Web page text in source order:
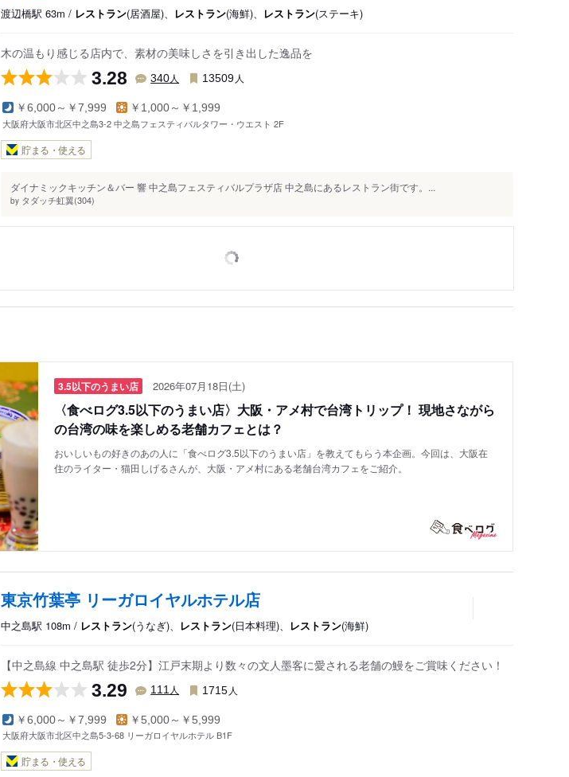
渡辺橋駅 63m / レストラン(居酒屋)、 レストラン(海鮮)、 レストラン(ステーキ)
木の温もり感じる店内で、素材の美味しさを引き出した逸品を
3.28 340人 13509 人
￥6,000～￥7,999
￥1,000～￥1,999
大阪府大阪市北区中之島3-2 中之島フェスティバルタワー・ウエスト 2F
貯まる・使える
ダイナミックキッチン＆バー 響 中之島フェスティバルプラザ店 中之島にあるレストラン街です。...
by タダッチ虹翼(304)
3.5以下のうまい店 2026年07月18日(土)
〈食べログ3.5以下のうまい店〉大阪・アメ村で台湾トリップ！ 現地さながら
の台湾の味を楽しめる老舗カフェとは？
おいしいもの好きのあの人に「食べログ3.5以下のうまい店」を教えてもらう本企画。今回は、大阪在
住のライター・猫田しげるさんが、大阪・アメ村にある老舗台湾カフェをご紹介。
東京竹葉亭 リーガロイヤルホテル店
中之島駅 108m / レストラン(うなぎ)、 レストラン(日本料理)、 レストラン(海鮮)
【中之島線 中之島駅 徒歩2分】江戸末期より数々の文人墨客に愛される老舗の鰻をご賞味ください！
3.29 111 人 1715 人
￥6,000～￥7,999
￥5,000～￥5,999
大阪府大阪市北区中之島5-3-68 リーガロイヤルホテル B1F
貯まる・使える